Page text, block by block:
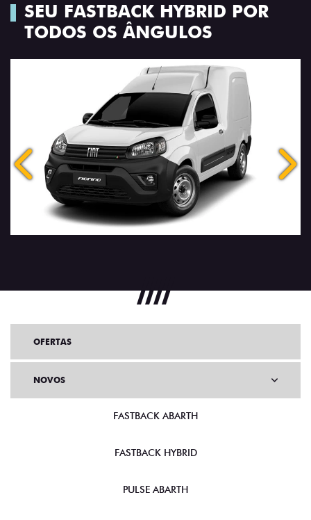
SEU FASTBACK HYBRID POR
TODOS OS ÂNGULOS
Anterior
OFERTAS
NOVOS
FASTBACK ABARTH
FASTBACK HYBRID
PULSE ABARTH